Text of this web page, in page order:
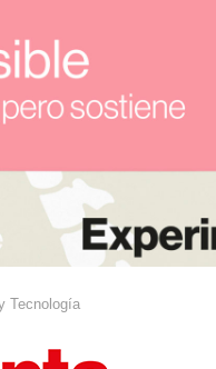
Tecnología